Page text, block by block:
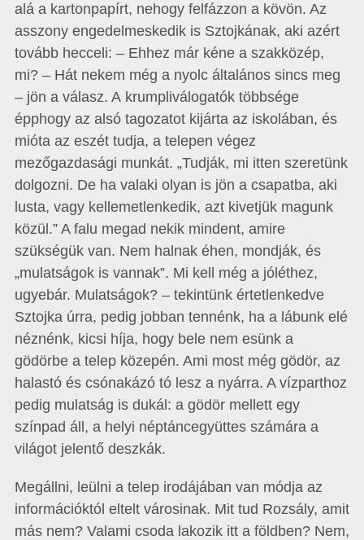
alá a kartonpapírt, nehogy felfázzon a kövön. Az
asszony engedelmeskedik is Sztojkának, aki azért
tovább hecceli: – Ehhez már kéne a szakközép,
mi? – Hát nekem még a nyolc általános sincs meg
– jön a válasz. A krumpliválogatók többsége
épphogy az alsó tagozatot kijárta az iskolában, és
mióta az eszét tudja, a telepen végez
mezőgazdasági munkát. „Tudják, mi itten szeretünk
dolgozni. De ha valaki olyan is jön a csapatba, aki
lusta, vagy kellemetlenkedik, azt kivetjük magunk
közül.” A falu megad nekik mindent, amire
szükségük van. Nem halnak éhen, mondják, és
„mulatságok is vannak”. Mi kell még a jóléthez,
ugyebár. Mulatságok? – tekintünk értetlenkedve
Sztojka úrra, pedig jobban tennénk, ha a lábunk elé
néznénk, kicsi híja, hogy bele nem esünk a
gödörbe a telep közepén. Ami most még gödör, az
halastó és csónakázó tó lesz a nyárra. A vízparthoz
pedig mulatság is dukál: a gödör mellett egy
színpad áll, a helyi néptáncegyüttes számára a
világot jelentő deszkák.
Megállni, leülni a telep irodájában van módja az
információktól eltelt városinak. Mit tud Rozsály, amit
más nem? Valami csoda lakozik itt a földben? Nem,